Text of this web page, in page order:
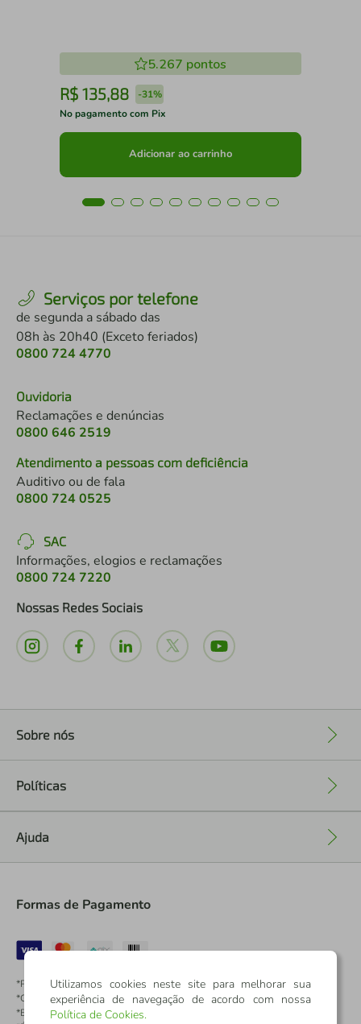
5.267 pontos
R$ 135,88 -31%
No pagamento com Pix
Adicionar ao carrinho
Serviços por telefone
de segunda a sábado das
08h às 20h40 (Exceto feriados)
0800 724 4770
Ouvidoria
Reclamações e denúncias
0800 646 2519
Atendimento a pessoas com deficiência
Auditivo ou de fala
0800 724 0525
SAC
Informações, elogios e reclamações
0800 724 7220
Nossas Redes Sociais
Sobre nós
Políticas
Ajuda
Formas de Pagamento
*Pontos dos Cartões Sicredi
*Cartões Sicredi
*Boleto exclusivo para associados PJ
Utilizamos cookies neste site para melhorar sua
experiência de navegação de acordo com nossa
Política de Cookies.